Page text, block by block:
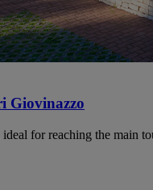
Giovinazzo
for reaching the main